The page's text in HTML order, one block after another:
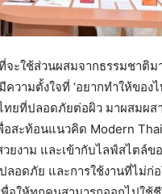
จะใช้ส่วนผสมจากธรรมชาติม
วามตั้งใจที่ ‘อยากทำให้ของไ
ทยที่ปลอดภัยต่อผิว มาผสมผส
อสะท้อนแนวคิด Modern
ยงาม และเข้ากับไลฟ์สไตล์ข
ลอดภัย และการใช้งานที่ไม่ก่อ